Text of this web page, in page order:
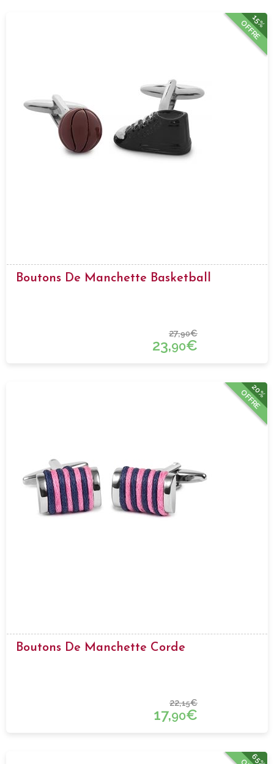
15%
OFFRE
Boutons De Manchette Basketball
27,90€
23,90€
20%
OFFRE
Boutons De Manchette Corde
22,15€
17,90€
65%